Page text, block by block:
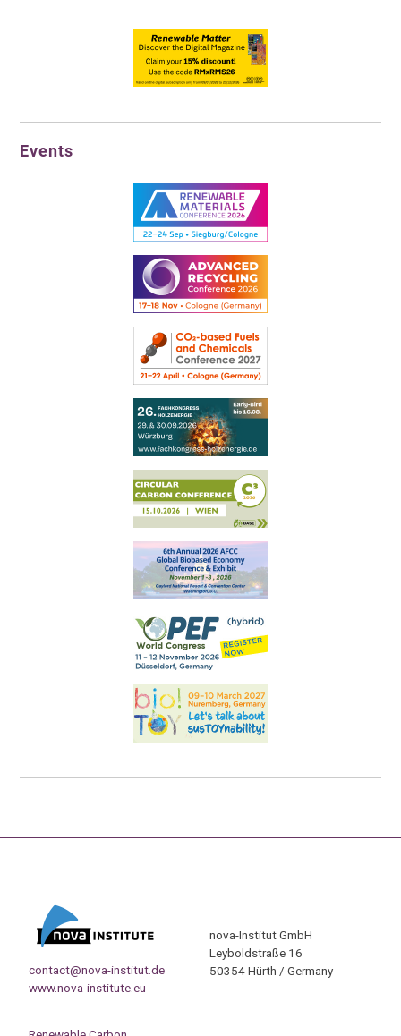
Events
contact@nova-institut.de
www.nova-institute.eu
nova-Institut GmbH
Leyboldstraße 16
50354 Hürth / Germany